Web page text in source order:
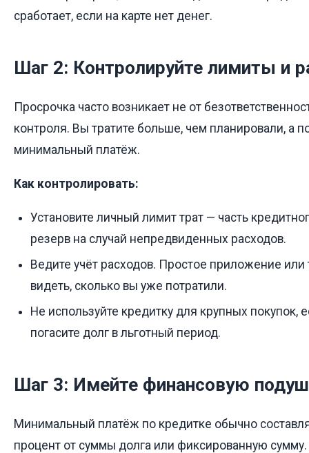
сработает, если на карте нет денег.
Шаг 2: Контролируйте лимиты и
Просрочка часто возникает не от
контроля. Вы тратите больше, чем планировали, а
минимальный платёж.
Как контролировать:
Установите личный лимит трат — часть
резерв на случай непредвиденных расходов.
Ведите учёт расходов. Простое приложение или
видеть, сколько вы уже потратили.
Не используйте кредитку для крупных покупок,
погасите долг в льготный период.
Шаг 3: Имейте финансовую
Минимальный платёж по кредитке обычно
процент от суммы долга или фиксированную